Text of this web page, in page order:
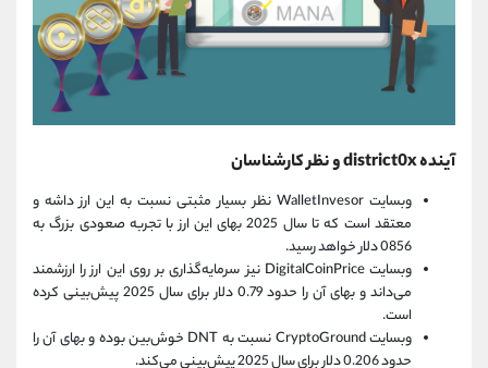
آینده district0x و نظر کارشناسان
وبسایت WalletInvesor نظر بسیار مثبتی نسبت به این ارز داشه و
معتقد است که تا سال 2025 بهای این ارز با تجربه صعودی بزرگ به
0856 دلار خواهد رسید.
وبسایت DigitalCoinPrice نیز سرمایه‌گذاری بر روی این ارز را ارزشمند
می‌داند و بهای آن را حدود 0.79 دلار برای سال 2025 پیش‌بینی کرده
است.
وبسایت CryptoGround نسبت به DNT خوش‌بین بوده و بهای آن را
حدود 0.206 دلار برای سال 2025 پیش‌بینی می‌کند.